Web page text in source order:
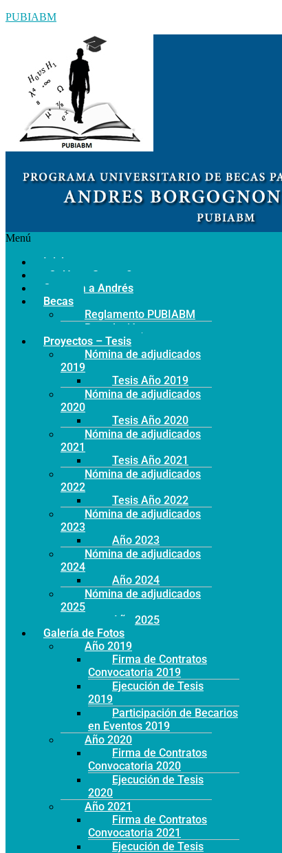
PUBIABM
Menú
Inicio
¿Quiénes Somos?
Conozca a Andrés
Becas
Reglamento PUBIABM
Postulación
Proyectos – Tesis
Nómina de adjudicados
2019
Tesis Año 2019
Nómina de adjudicados
2020
Tesis Año 2020
Nómina de adjudicados
2021
Tesis Año 2021
Nómina de adjudicados
2022
Tesis Año 2022
Nómina de adjudicados
2023
Año 2023
Nómina de adjudicados
2024
Año 2024
Nómina de adjudicados
2025
Año 2025
Galería de Fotos
Año 2019
Firma de Contratos
Convocatoria 2019
Ejecución de Tesis
2019
Participación de Becarios
en Eventos 2019
Año 2020
Firma de Contratos
Convocatoria 2020
Ejecución de Tesis
2020
Año 2021
Firma de Contratos
Convocatoria 2021
Ejecución de Tesis